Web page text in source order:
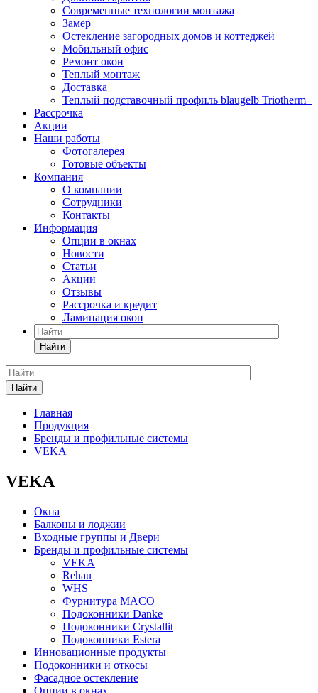
Современные технологии монтажа
Замер
Остекление загородных домов и коттеджей
Мобильный офис
Ремонт окон
Теплый монтаж
Доставка
Теплый подставочный профиль blaugelb Triotherm+
Рассрочка
Акции
Наши работы
Фотогалерея
Готовые объекты
Компания
О компании
Сотрудники
Контакты
Информация
Опции в окнах
Новости
Статьи
Акции
Отзывы
Рассрочка и кредит
Ламинация окон
Найти
Найти
Главная
Продукция
Бренды и профильные системы
VEKA
VEKA
Окна
Балконы и лоджии
Входные группы и Двери
Бренды и профильные системы
VEKA
Rehau
WHS
Фурнитура MACO
Подоконники Danke
Подоконники Crystallit
Подоконники Estera
Инновационные продукты
Подоконники и откосы
Фасадное остекление
Опции в окнах